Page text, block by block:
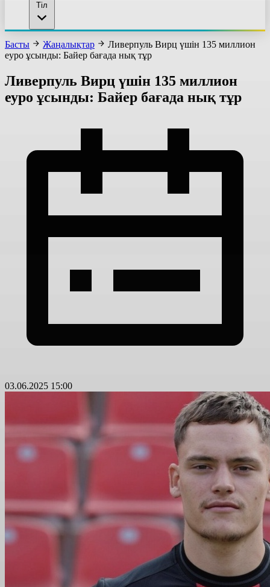
Тіл
Басты Жаңалықтар
Ливерпуль Вирц үшін 135 миллион
еуро ұсынды: Байер бағада нық тұр
Ливерпуль Вирц үшін 135 миллион
еуро ұсынды: Байер бағада нық тұр
03.06.2025 15:00